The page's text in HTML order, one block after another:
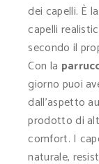
dei capelli. È
capelli
secondo il
Con la
giorno puoi
dall’aspetto
prodotto di
comfort. I
naturale,